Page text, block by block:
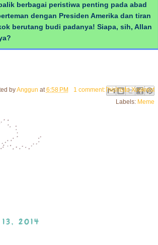
berbagai peristiwa penting pada abad
dengan Presiden Amerika dan tiran
berutang budi padanya! Siapa, sih, Allan
byAnggun at 6:58 PM 1 comment:
Email This
BlogThis!
Share to X
Share to Facebook
Share to Pinterest
Labels: Meme
13, 2014